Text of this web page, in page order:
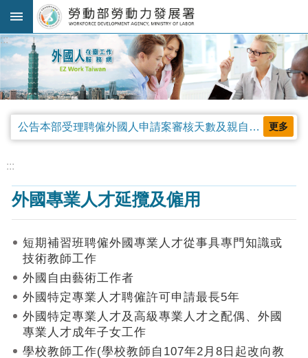
跳到主要內容區塊
進
階
搜
尋
規
公
告
及
釋
查
作
:::
公告本部受理聘僱外國人申請案審核天數及親自領件相關事項，並自中華民國115年4月13日生效。 更多
:::
外國專業人才延攬及僱用
短期補習班聘僱外國專業人才從事具專門知識或
技術教師工作
外國自由藝術工作者
外國特定專業人才聘僱許可申請最長5年
外國特定專業人才及高級專業人才之配偶、外國
專業人才成年子女工作
學校教師工作(學校教師自107年2月8日起改向教